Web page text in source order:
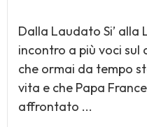
Dalla Laudato Si’ alla
incontro a più voci
che ormai da tempo
vita e che Papa
affrontato ...